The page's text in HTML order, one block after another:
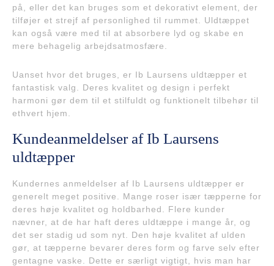
på, eller det kan bruges som et dekorativt element, der
tilføjer et strejf af personlighed til rummet. Uldtæppet
kan også være med til at absorbere lyd og skabe en
mere behagelig arbejdsatmosfære.
Uanset hvor det bruges, er Ib Laursens uldtæpper et
fantastisk valg. Deres kvalitet og design i perfekt
harmoni gør dem til et stilfuldt og funktionelt tilbehør til
ethvert hjem.
Kundeanmeldelser af Ib Laursens
uldtæpper
Kundernes anmeldelser af Ib Laursens uldtæpper er
generelt meget positive. Mange roser især tæpperne for
deres høje kvalitet og holdbarhed. Flere kunder
nævner, at de har haft deres uldtæppe i mange år, og
det ser stadig ud som nyt. Den høje kvalitet af ulden
gør, at tæpperne bevarer deres form og farve selv efter
gentagne vaske. Dette er særligt vigtigt, hvis man har